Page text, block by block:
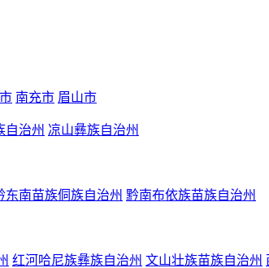
南充市 眉山市
自治州 凉山彝族自治州
东南苗族侗族自治州 黔南布依族苗族自治州
红河哈尼族彝族自治州 文山壮族苗族自治州